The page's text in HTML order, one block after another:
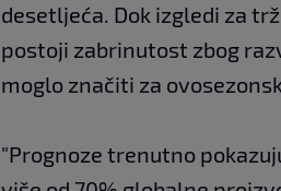
desetljeća. Dok izgledi za
postoji zabrinutost zbog
moglo značiti za
"Prognoze trenutno